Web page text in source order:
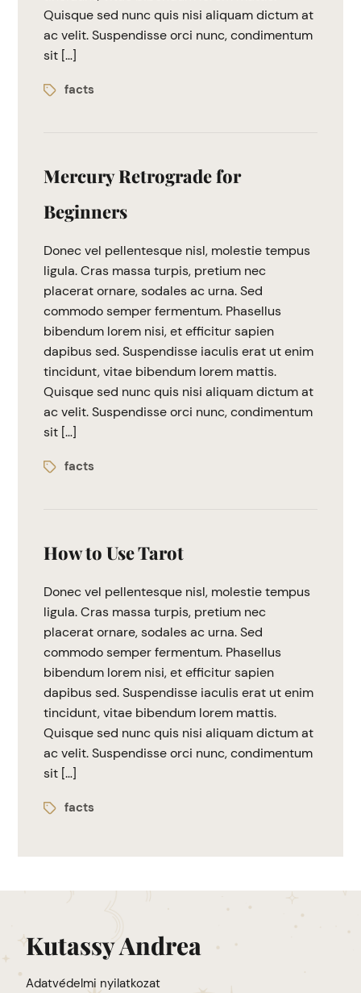
Quisque sed nunc quis nisi aliquam dictum at
ac velit. Suspendisse orci nunc, condimentum
sit […]
facts
Mercury Retrograde for
Beginners
Donec vel pellentesque nisl, molestie tempus
ligula. Cras massa turpis, pretium nec
placerat ornare, sodales ac urna. Sed
commodo semper fermentum. Phasellus
bibendum lorem nisi, et efficitur sapien
dapibus sed. Suspendisse iaculis erat ut enim
tincidunt, vitae bibendum lorem mattis.
Quisque sed nunc quis nisi aliquam dictum at
ac velit. Suspendisse orci nunc, condimentum
sit […]
facts
How to Use Tarot
Donec vel pellentesque nisl, molestie tempus
ligula. Cras massa turpis, pretium nec
placerat ornare, sodales ac urna. Sed
commodo semper fermentum. Phasellus
bibendum lorem nisi, et efficitur sapien
dapibus sed. Suspendisse iaculis erat ut enim
tincidunt, vitae bibendum lorem mattis.
Quisque sed nunc quis nisi aliquam dictum at
ac velit. Suspendisse orci nunc, condimentum
sit […]
facts
Kutassy Andrea
Adatvédelmi nyilatkozat